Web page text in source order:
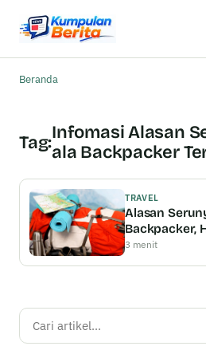
Beranda
Tag:Infomasi Alasan
ala Backpacker
TRAVEL
Alasan
Backpacker,
Momen Tak
3 menit
Cari